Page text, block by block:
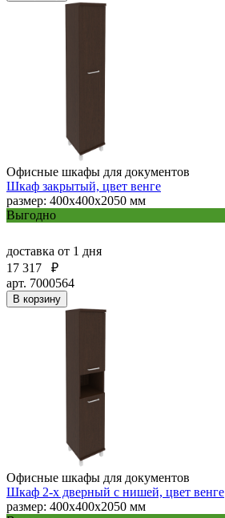
Офисные шкафы для документов
Шкаф закрытый, цвет венге
размер: 400х400х2050 мм
Выгодно
доставка от 1 дня
17 317
₽
арт. 7000564
В корзину
Офисные шкафы для документов
Шкаф 2-х дверный с нишей, цвет венге
размер: 400х400х2050 мм